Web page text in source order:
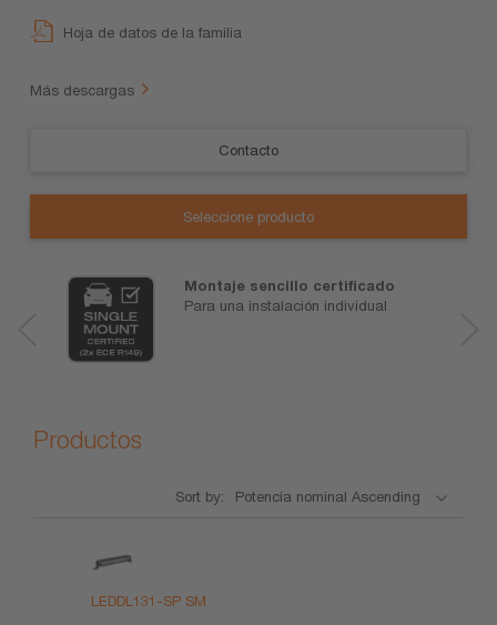
Hoja de datos de la familia
Más descargas
Contacto
Seleccione producto
Montaje sencillo certificado
Para una instalación individual
Productos
Sort by:
LEDDL131-SP SM